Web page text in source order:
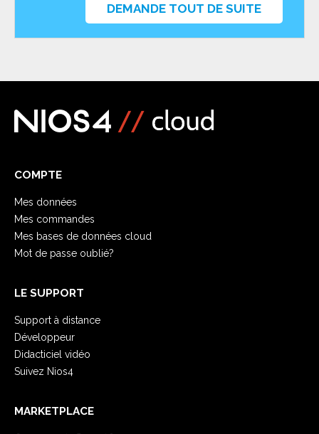
DEMANDE TOUT DE SUITE
COMPTE
Mes données
Mes commandes
Mes bases de données cloud
Mot de passe oublié?
LE SUPPORT
Support à distance
Développeur
Didacticiel vidéo
Suivez Nios4
MARKETPLACE